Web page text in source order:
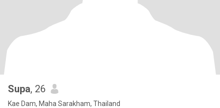
Supa, 26
Kae Dam, Maha Sarakham, Thailand